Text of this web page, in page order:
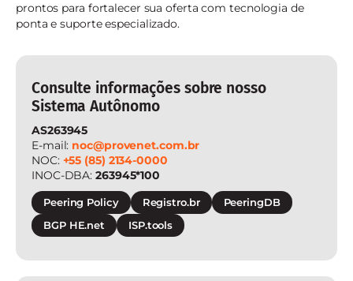
prontos para fortalecer sua oferta com tecnologia de
ponta e suporte especializado.
Consulte informações sobre nosso
Sistema Autônomo
AS263945
E-mail: noc@provenet.com.br
NOC: +55 (85) 2134-0000
INOC-DBA: 263945*100
Peering Policy Registro.br
PeeringDB
BGP HE.net
ISP.tools